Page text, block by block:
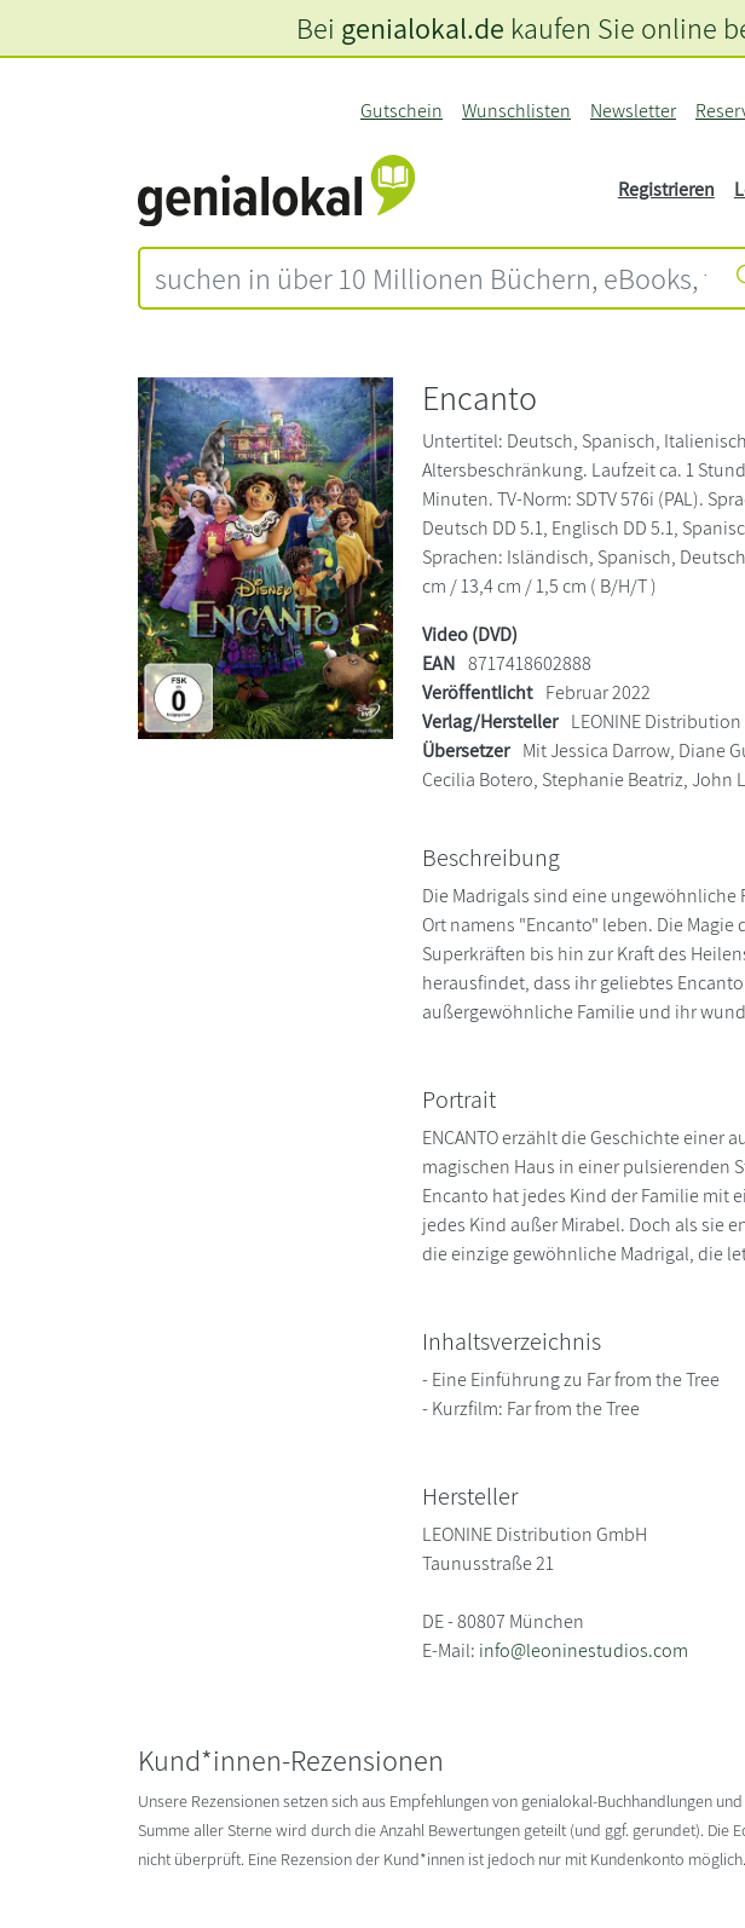
Gutschein Wunschlisten Newsletter
Registrieren
Bei genialokal.de kaufen Sie online
Encanto
Untertitel: Deutsch, Spanisch,
Altersbeschränkung. Laufzeit ca. 1
Minuten. TV-Norm: SDTV 576i (PAL).
Deutsch DD 5.1, Englisch DD 5.1,
Sprachen: Isländisch, Spanisch,
cm / 13,4 cm / 1,5 cm ( B/H/T )
Video (DVD)
EAN 8717418602888
Veröffentlicht Februar 2022
Verlag/Hersteller LEONINE Distribution
Übersetzer Mit Jessica Darrow, Diane
Cecilia Botero, Stephanie Beatriz, John
Beschreibung
Die Madrigals sind eine
Ort namens "Encanto" leben. Die
Superkräften bis hin zur Kraft des
herausfindet, dass ihr geliebtes
außergewöhnliche Familie und ihr
Portrait
ENCANTO erzählt die Geschichte
magischen Haus in einer pulsierenden
Encanto hat jedes Kind der Familie mit
jedes Kind außer Mirabel. Doch als sie
die einzige gewöhnliche Madrigal, die
Inhaltsverzeichnis
- Eine Einführung zu Far from the Tree
- Kurzfilm: Far from the Tree
Hersteller
LEONINE Distribution GmbH
Taunusstraße 21
DE - 80807 München
E-Mail: info@leoninestudios.com
Kund*innen-Rezensionen
Unsere Rezensionen setzen sich aus Empfehlungen von genialokal-Buchhandlungen
Summe aller Sterne wird durch die Anzahl Bewertungen geteilt (und ggf. gerundet). Die
nicht überprüft. Eine Rezension der Kund*innen ist jedoch nur mit Kundenkonto möglich.